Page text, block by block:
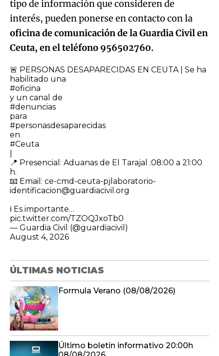
tipo de información que consideren de
interés, pueden ponerse en contacto con la
oficina de comunicación de la Guardia Civil en
Ceuta, en el teléfono 956502760.
🚨 PERSONAS DESAPARECIDAS EN CEUTA | Se ha
habilitado una
#oficina
y un canal de
#denuncias
para
#personasdesaparecidas
en
#Ceuta
​📍 Presencial: Aduanas de El Tarajal :08:00 a 21:00
h.
📧 Email: ce-cmd-ceuta-pjlaboratorio-
identificacion@guardiacivil.org
ℹ️ Es importante…
pic.twitter.com/TZOQJxoTb0
— Guardia Civil (@guardiacivil)
August 4, 2026
ÚLTIMAS NOTICIAS
Formula Verano (08/08/2026)
Último boletín informativo 20:00h